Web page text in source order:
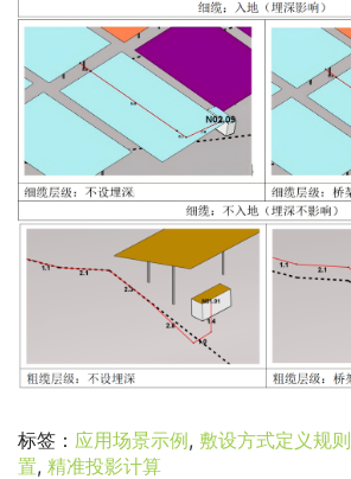
标签： 应用场景示例, 敷设方式定义规则
置, 精准投影计算